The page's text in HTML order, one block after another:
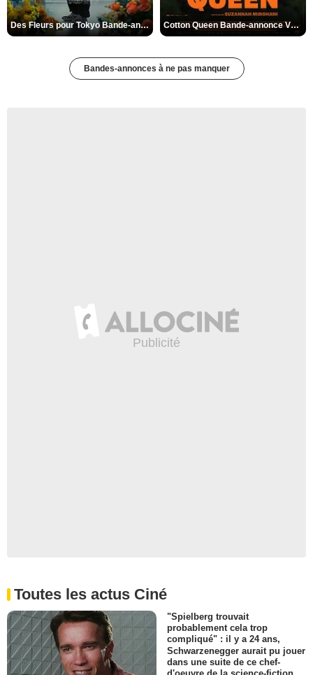
Des Fleurs pour Tokyo Bande-annonce VO STFR Cotton Queen Bande-annonce VO STFR
Bandes-annonces à ne pas manquer
Toutes les actus Ciné
"Spielberg trouvait
probablement cela trop
compliqué" : il y a 24 ans,
Schwarzenegger aurait pu jouer
dans une suite de ce chef-